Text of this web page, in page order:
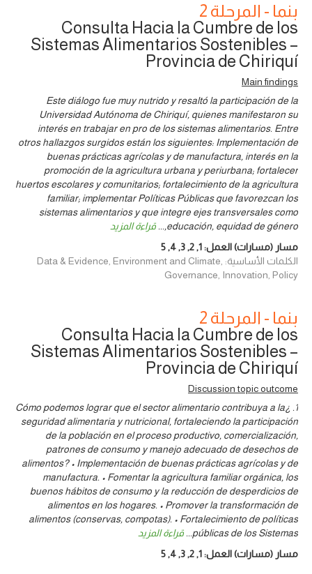
بنما - المرحلة 2
Consulta Hacia la Cumbre de los
Sistemas Alimentarios Sostenibles –
Provincia de Chiriquí
Main findings
Este diálogo fue muy nutrido y resaltó la participación de la
Universidad Autónoma de Chiriquí, quienes manifestaron su
interés en trabajar en pro de los sistemas alimentarios. Entre
otros hallazgos surgidos están los siguientes: Implementación de
buenas prácticas agrícolas y de manufactura, interés en la
promoción de la agricultura urbana y periurbana; fortalecer
huertos escolares y comunitarios; fortalecimiento de la agricultura
familiar; implementar Políticas Públicas que favorezcan los
sistemas alimentarios y que integre ejes transversales como
educación, equidad de género,
... قراءة المزيد
مسار (مسارات) العمل:1
,
2
,
3
,
4
,
5
الكلمات الأساسية: Data & Evidence, Environment and Climate,
Governance, Innovation, Policy
بنما - المرحلة 2
Consulta Hacia la Cumbre de los
Sistemas Alimentarios Sostenibles –
Provincia de Chiriquí
Discussion topic outcome
1. ¿Cómo podemos lograr que el sector alimentario contribuya a la
seguridad alimentaria y nutricional, fortaleciendo la participación
de la población en el proceso productivo, comercialización,
patrones de consumo y manejo adecuado de desechos de
alimentos? • Implementación de buenas prácticas agrícolas y de
manufactura. • Fomentar la agricultura familiar orgánica, los
buenos hábitos de consumo y la reducción de desperdicios de
alimentos en los hogares. • Promover la transformación de
alimentos (conservas, compotas). • Fortalecimiento de políticas
públicas de los Sistemas
... قراءة المزيد
مسار (مسارات) العمل:1
,
2
,
3
,
4
,
5